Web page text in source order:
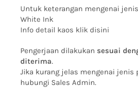
Untuk keterangan mengenai
White Ink
Info detail kaos klik disini
Pengerjaan dilakukan sesuai
diterima.
Jika kurang jelas mengenai jenis
hubungi Sales Admin.